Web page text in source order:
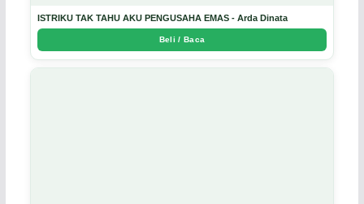
ISTRIKU TAK TAHU AKU PENGUSAHA EMAS - Arda Dinata
Beli / Baca